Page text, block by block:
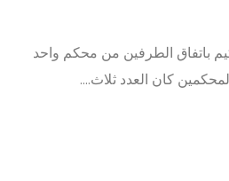
التحكيم باتفاق الطرفين من محكم واحد
كان العدد ثلاث....